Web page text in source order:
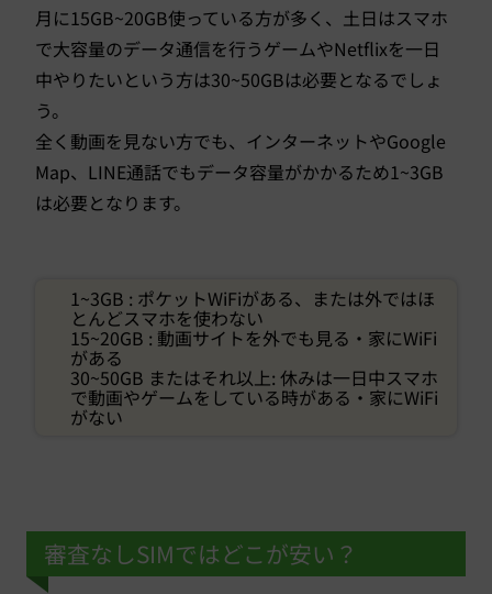
月に15GB~20GB使っている方が多く、土日はスマホ
で大容量のデータ通信を行うゲームやNetflixを一日
中やりたいという方は30~50GBは必要となるでしょ
う。
全く動画を見ない方でも、インターネットやGoogle
Map、LINE通話でもデータ容量がかかるため1~3GB
は必要となります。
1~3GB : ポケットWiFiがある、または外ではほ
とんどスマホを使わない
15~20GB : 動画サイトを外でも見る・家にWiFi
がある
30~50GB またはそれ以上: 休みは一日中スマホ
で動画やゲームをしている時がある・家にWiFi
がない
審査なしSIMではどこが安い？